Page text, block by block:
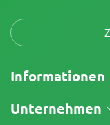
Informationen
Versand
Unternehmen